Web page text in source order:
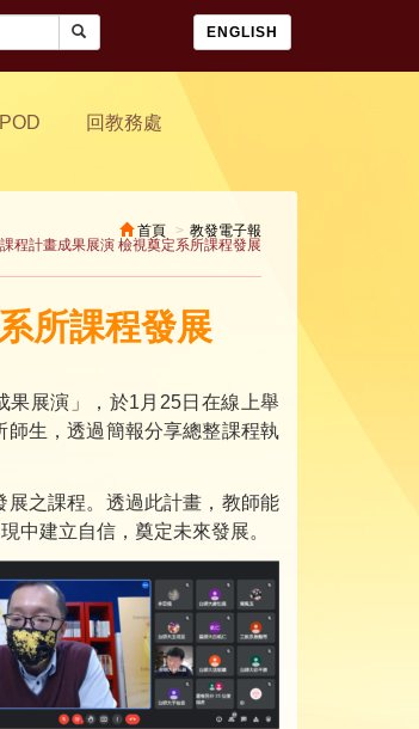
ENGLISH
回教務處
首頁
教發電子報
程計畫成果展演 檢視奠定系所課程發展
所課程發展
果展演」，於1月25日在線上舉
生，透過簡報分享總整課程執
展之課程。透過此計畫，教師能
中建立自信，奠定未來發展。